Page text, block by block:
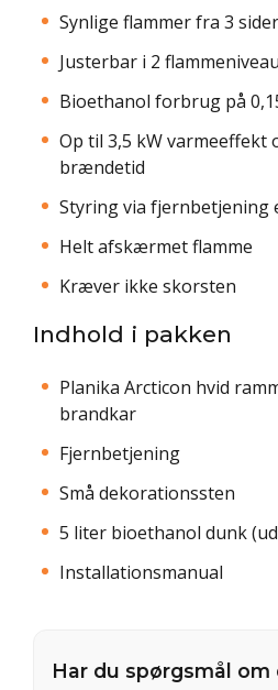
Synlige flammer fra 3 sider
Justerbar i 2
Bioethanol forbrug på
Op til 3,5 kW varmeeffekt
brændetid
Styring via fjernbetjening
Helt afskærmet flamme
Kræver ikke skorsten
Indhold i pakken
Planika Arcticon hvid
brandkar
Fjernbetjening
Små dekorationssten
5 liter bioethanol dunk
Installationsmanual
Har du spørgsmål